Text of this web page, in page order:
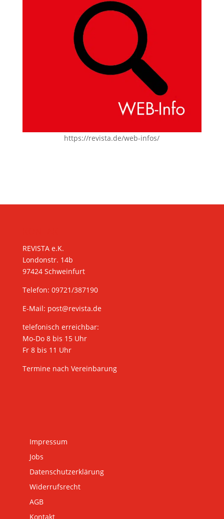
https://revista.de/web-infos/
REVISTA e.K.
Londonstr. 14b
97424 Schweinfurt
Telefon: 09721/387190
E-Mail: post@revista.de
telefonisch erreichbar:
Mo-Do 8 bis 15 Uhr
Fr 8 bis 11 Uhr
Termine nach Vereinbarung
Impressum
Jobs
Datenschutzerklärung
Widerrufsrecht
AGB
Kontakt